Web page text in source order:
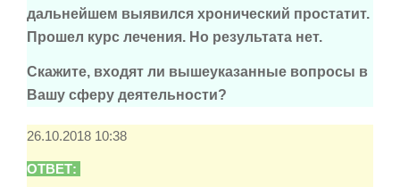
дальнейшем выявился хронический простатит.
Прошел курс лечения. Но результата нет.
Скажите, входят ли вышеуказанные вопросы в
Вашу сферу деятельности?
26.10.2018 10:38
ОТВЕТ: